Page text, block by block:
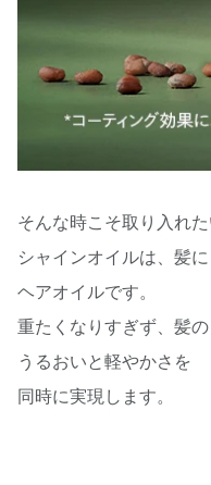
そんな時こそ取り入れ
シャインオイルは、髪
ヘアオイルです。
重たくなりすぎず、髪
うるおいと軽やかさを
同時に実現します。